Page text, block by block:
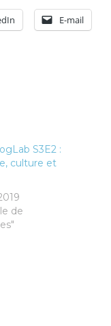
E-mail
S3E2 :
culture et
de